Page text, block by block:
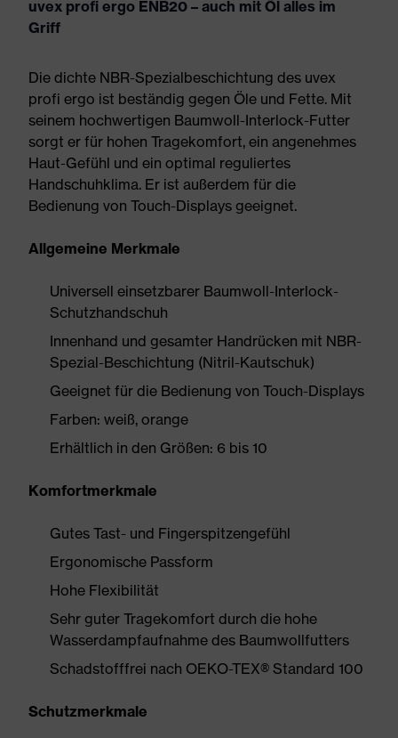
uvex profi ergo ENB20 – auch mit Öl alles im
Griff
Die dichte NBR-Spezialbeschichtung des uvex
profi ergo ist beständig gegen Öle und Fette. Mit
seinem hochwertigen Baumwoll-Interlock-Futter
sorgt er für hohen Tragekomfort, ein angenehmes
Haut-Gefühl und ein optimal reguliertes
Handschuhklima. Er ist außerdem für die
Bedienung von Touch-Displays geeignet.
Allgemeine Merkmale
Universell einsetzbarer Baumwoll-Interlock-
Schutzhandschuh
Innenhand und gesamter Handrücken mit NBR-
Spezial-Beschichtung (Nitril-Kautschuk)
Geeignet für die Bedienung von Touch-Displays
Farben: weiß, orange
Erhältlich in den Größen: 6 bis 10
Komfortmerkmale
Gutes Tast- und Fingerspitzengefühl
Ergonomische Passform
Hohe Flexibilität
Sehr guter Tragekomfort durch die hohe
Wasserdampfaufnahme des Baumwollfutters
Schadstofffrei nach OEKO-TEX® Standard 100
Schutzmerkmale